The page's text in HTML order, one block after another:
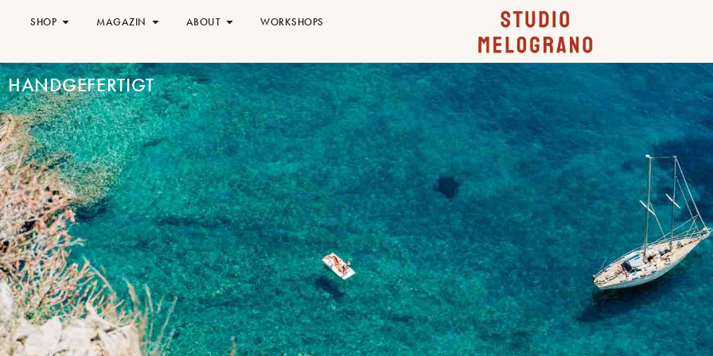
SHOP MAGAZIN ABOUT WORKSHOPS
HANDGEFERTIGT